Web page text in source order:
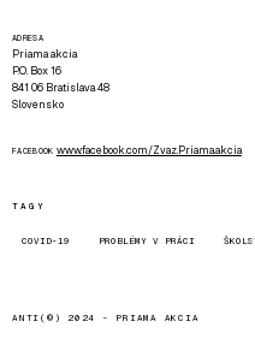
ADRESA
Priama akcia
P.O. Box 16
841 06 Bratislava 48
Slovensko
FACEBOOK www.facebook.com/Zvaz.Priama.akcia
TAGY
COVID-19 PROBLÉMY V PRÁCI
ANTI(©) 2024 - PRIAMA AKCIA